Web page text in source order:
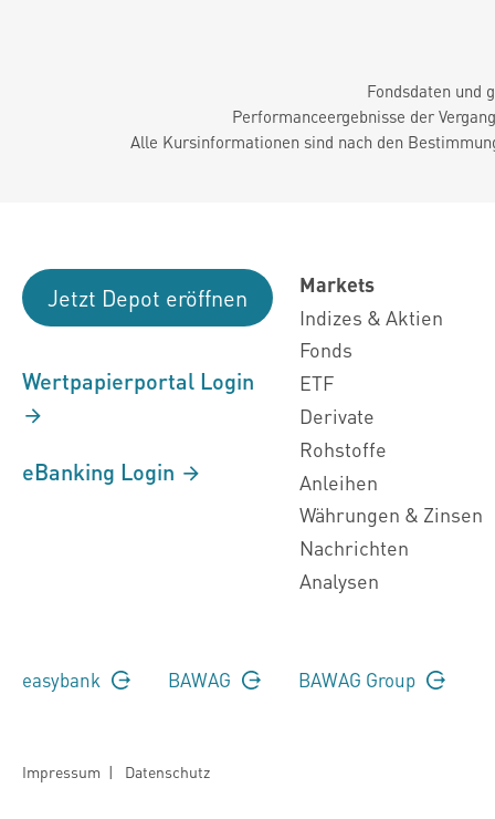
Fondsdaten und
Performanceergebnisse der
Alle Kursinformationen sind nach den
Jetzt Depot eröffnen
Wertpapierportal Login
eBanking Login
Markets
Indizes & Aktien
Fonds
ETF
Derivate
Rohstoffe
Anleihen
Währungen & Zinsen
Nachrichten
Analysen
easybank BAWAG BAWAG Group
Impressum | Datenschutz